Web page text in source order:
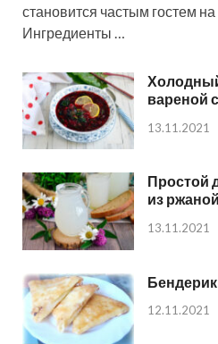
становится частым гостем
Ингредиенты …
вареной
13.11.2021
Простой
из
13.11.2021
12.11.2021